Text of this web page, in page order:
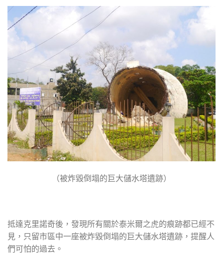
（被炸毀倒塌的巨大儲水塔遺跡）
抵達克里諾奇後，發現所有關於泰米爾之虎的痕跡都已經不
見，只留市區中一座被炸毀倒塌的巨大儲水塔遺跡，提醒人
們可怕的過去。